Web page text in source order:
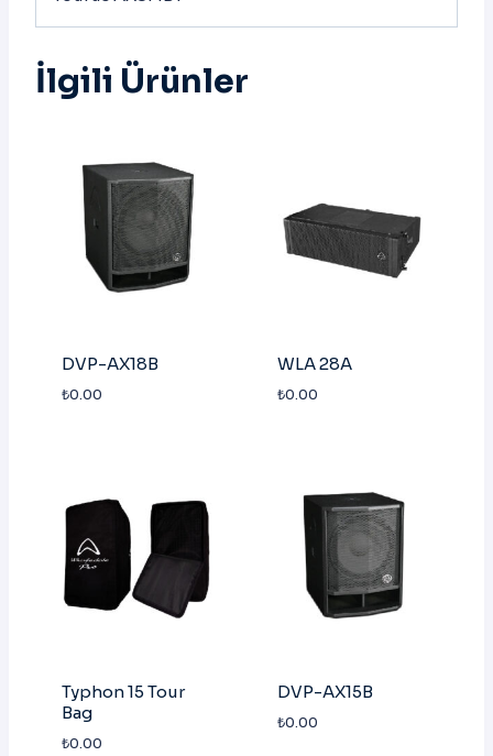
İlgili Ürünler
DVP-AX18B
₺0.00
WLA 28A
₺0.00
Typhon 15 Tour
Bag
₺0.00
DVP-AX15B
₺0.00